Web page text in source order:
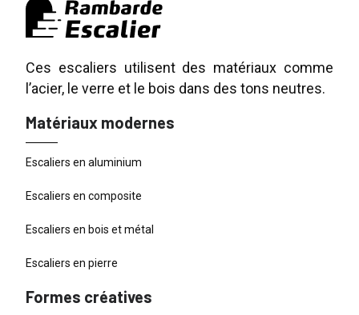
Ces escaliers utilisent des matériaux comme
l’acier, le verre et le bois dans des tons neutres.
Matériaux modernes
Escaliers en aluminium
Escaliers en composite
Escaliers en bois et métal
Escaliers en pierre
Formes créatives